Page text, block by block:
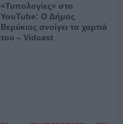
«Τυπολογίες» στο
YouTube: Ο Δήμος
Βερύκιος ανοίγει τα χαρτιά
του – Vidcast